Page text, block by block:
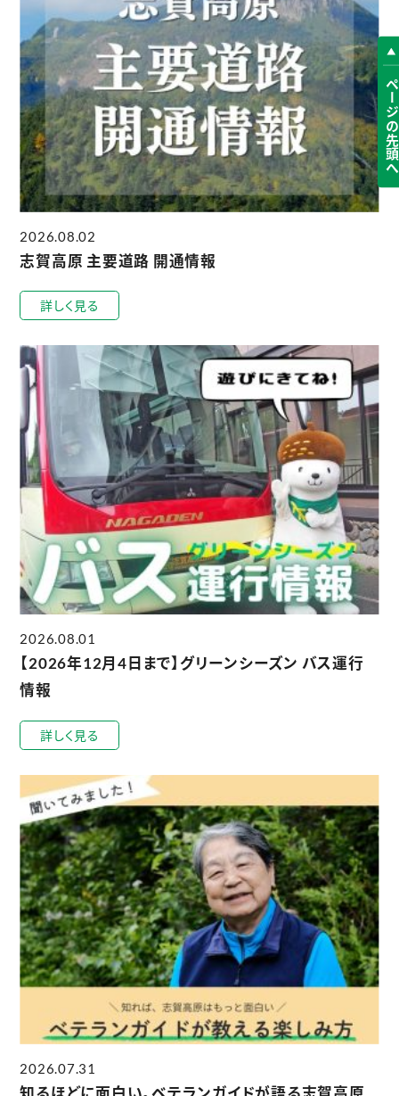
2026.08.02
志賀高原 主要道路 開通情報
詳しく見る
2026.08.01
【2026年12月4日まで】グリーンシーズン バス運行
情報
詳しく見る
2026.07.31
ページの先頭へ